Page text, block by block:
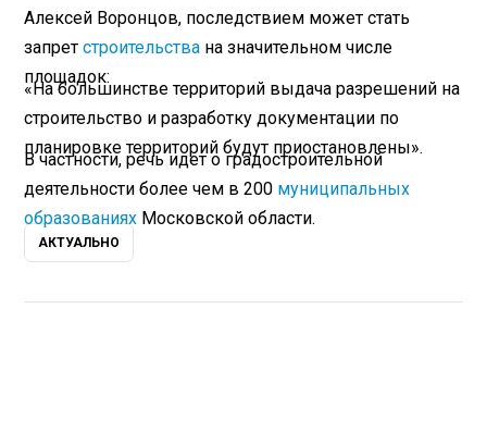
Алексей Воронцов, последствием может стать
запретстроительства на значительном числе
площадок:
«На большинстве территорий выдача разрешений на
строительство и разработку документации по
планировке территорий будут приостановлены».
В частности, речь идет о градостроительной
деятельности более чем в 200 муниципальных
образованиях Московской области.
АКТУАЛЬНО